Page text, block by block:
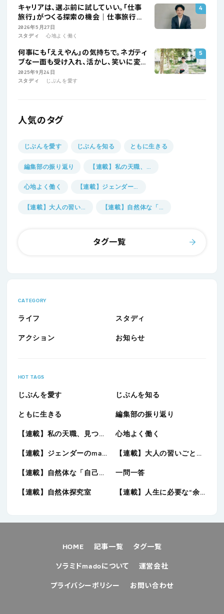
キャリアは、選ぶ前に試していい。「仕事
旅行」がつくる探索の機会｜仕事旅行社・
田中翼さん
2026年5月27日
スタディ
心地よく働く
何事にも「ええやん」の気持ちで。ネガティ
ブな一面も受け入れ、活かし、笑いに変え
る
2025年9月24日
スタディ
じぶんを愛す
人気のタグ
じぶんを愛す じぶんを知る ともに生きる
編集部の振り返り 【連載】私の天職、見つけました。
心地よく働く 【連載】ジェンダーのmado
【連載】大人の習いごと図鑑 【連載】自然体な「自己表現」に向き合う
タグ一覧
CATEGORY
ライフ スタディ
アクション お知らせ
HOT TAGS
じぶんを愛す じぶんを知る
ともに生きる 編集部の振り返り
【連載】私の天職、見つけました。 心地よく働く
【連載】ジェンダーのmado 【連載】大人の習いごと図鑑
【連載】自然体な「自己表現」に向き合う 一問一答
【連載】自然体探究室 【連載】人生に必要な“余白“を考える
HOME 記事一覧 タグ一覧
ソラミドmadoについて 運営会社
プライバシーポリシー お問い合わせ